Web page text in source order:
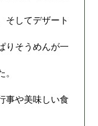
そしてデザート
りそうめんが一
事や美味しい食